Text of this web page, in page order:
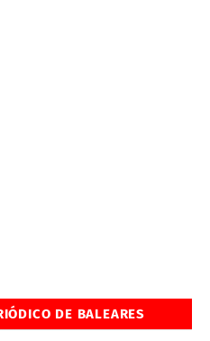
DE BALEARES